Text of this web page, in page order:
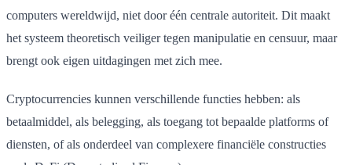
computers wereldwijd, niet door één centrale autoriteit. Dit maakt
het systeem theoretisch veiliger tegen manipulatie en censuur, maar
brengt ook eigen uitdagingen met zich mee.
Cryptocurrencies kunnen verschillende functies hebben: als
betaalmiddel, als belegging, als toegang tot bepaalde platforms of
diensten, of als onderdeel van complexere financiële constructies